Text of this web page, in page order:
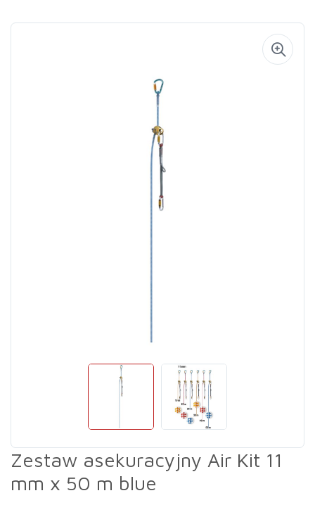
Zestaw asekuracyjny Air Kit 11
mm x 50 m blue